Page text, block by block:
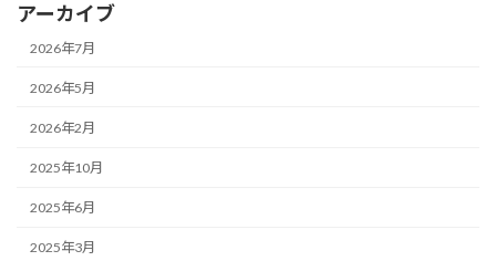
アーカイブ
2026年7月
2026年5月
2026年2月
2025年10月
2025年6月
2025年3月